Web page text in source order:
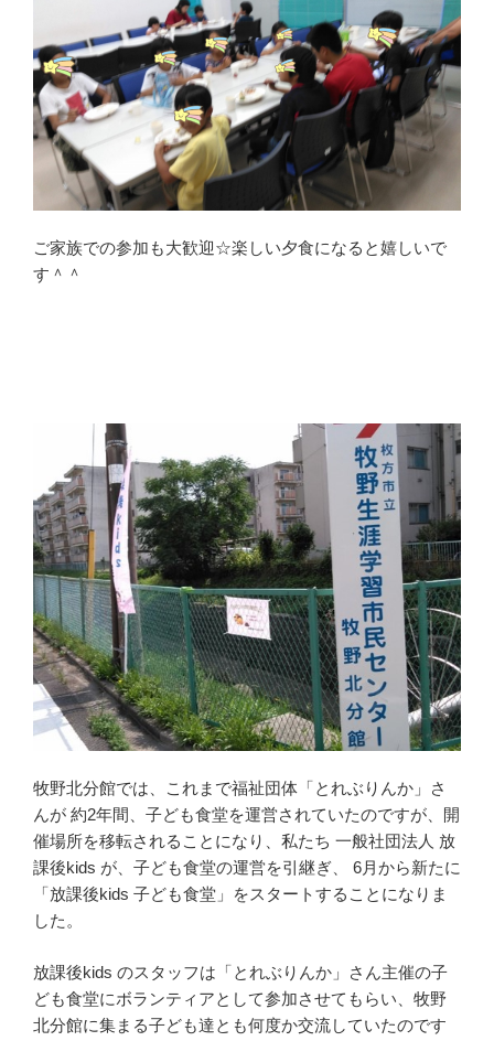
ご家族での参加も大歓迎☆楽しい夕食になると嬉しいで
す＾＾
牧野北分館では、これまで福祉団体「とれぶりんか」さ
んが 約2年間、子ども食堂を運営されていたのですが、開
催場所を移転されることになり、私たち 一般社団法人 放
課後kids が、子ども食堂の運営を引継ぎ、 6月から新たに
「放課後kids 子ども食堂」をスタートすることになりま
した。
放課後kids のスタッフは「とれぶりんか」さん主催の子
ども食堂にボランティアとして参加させてもらい、牧野
北分館に集まる子ども達とも何度か交流していたのです